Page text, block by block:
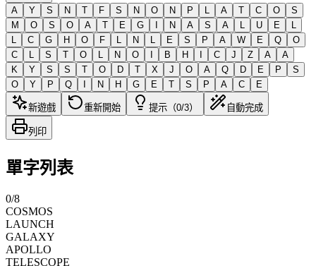
A
Y S N T F S N O N P L A T C O
S
M
O S O A T E G I N A S A L U E
L
L
C G H O F L N L E S P A W E Q
O
C
L S T O L N O I B H I C J Z A
A
K
Y S S T O D T X J O A Q D E P
S
O
Y P Q I N H G E T S P A C E
新遊戲 重新開始 提示（0/3） 自動完成
列印
單字列表
0/8
COSMOS
LAUNCH
GALAXY
APOLLO
TELESCOPE